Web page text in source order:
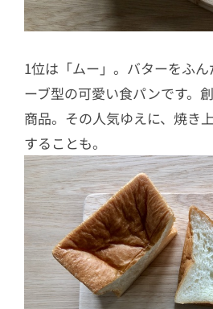
1位は「ムー」。バターをふ
ーブ型の可愛い食パンです。
商品。その人気ゆえに、焼き
することも。